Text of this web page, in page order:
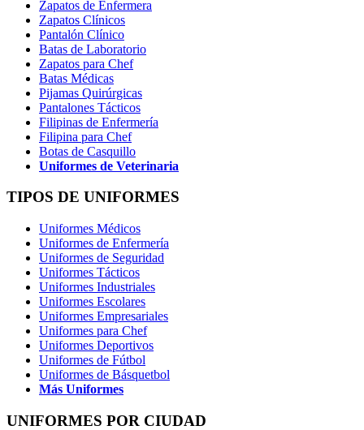
Zapatos de Enfermera
Zapatos Clínicos
Pantalón Clínico
Batas de Laboratorio
Zapatos para Chef
Batas Médicas
Pijamas Quirúrgicas
Pantalones Tácticos
Filipinas de Enfermería
Filipina para Chef
Botas de Casquillo
Uniformes de Veterinaria
TIPOS DE UNIFORMES
Uniformes Médicos
Uniformes de Enfermería
Uniformes de Seguridad
Uniformes Tácticos
Uniformes Industriales
Uniformes Escolares
Uniformes Empresariales
Uniformes para Chef
Uniformes Deportivos
Uniformes de Fútbol
Uniformes de Básquetbol
Más Uniformes
UNIFORMES POR CIUDAD